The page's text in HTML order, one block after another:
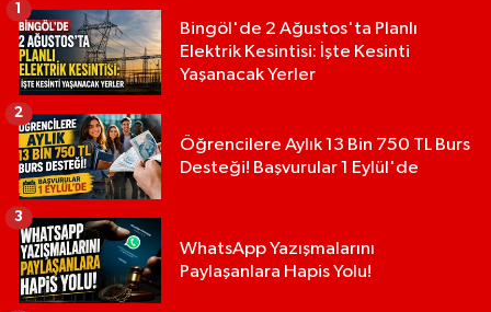
Bingöl'de 2 Ağustos'ta Planlı
Elektrik Kesintisi: İşte Kesinti
Yaşanacak Yerler
1
Öğrencilere Aylık 13 Bin 750 TL Burs
Desteği! Başvurular 1 Eylül'de
2
WhatsApp Yazışmalarını
Paylaşanlara Hapis Yolu!
3